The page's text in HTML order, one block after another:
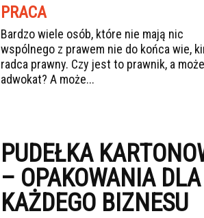
PRACA
Bardzo wiele osób, które nie mają nic
wspólnego z prawem nie do końca wie,
radca prawny. Czy jest to prawnik, a może
adwokat? A może...
PUDEŁKA
– OPAKOWANIA DLA
KAŻDEGO BIZNESU